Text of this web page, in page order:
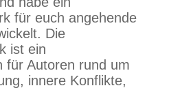
für euch angehende
Die
ist ein
für Autoren rund um
innere Konflikte,